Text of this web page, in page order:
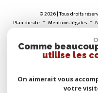
© 2026 | Tous droits
Plan du site - Mentions légales -
Comme
utilise les
On aimerait vous
votre